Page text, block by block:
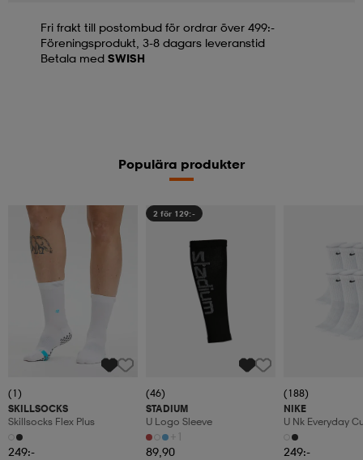
Fri frakt till postombud för ordrar över 499:-
Föreningsprodukt, 3-8 dagars leveranstid
Betala med SWISH
Populära produkter
(1)
SKILLSOCKS
Skillsocks Flex Plus
249:-
2 för 129:-
(46)
STADIUM
U Logo Sleeve
+1
89,90
(188)
NIKE
U Nk Everyday
6pr-Bd
249:-